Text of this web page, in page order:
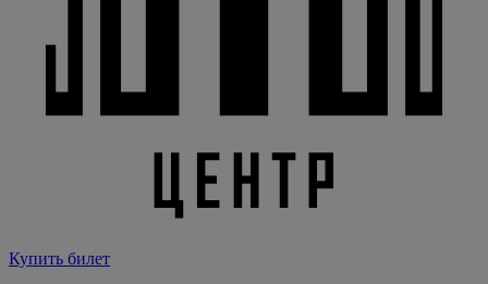
Купить билет